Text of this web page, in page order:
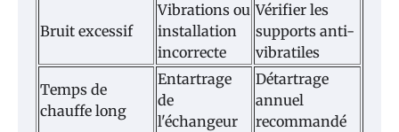
Bruit excessif
Vibrations ou
installation
incorrecte
Vérifier les
supports anti-
vibratiles
Temps de
chauffe long
Entartrage
de
l'échangeur
Détartrage
annuel
recommandé